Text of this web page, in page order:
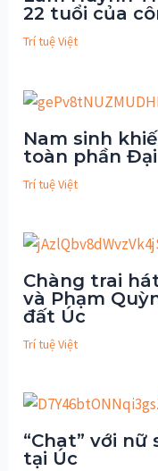
22 tuổi của
Trí tuệ Việt
Nam sinh
toàn phần
Trí tuệ Việt
Chàng trai
và Phạm
đất Úc
Trí tuệ Việt
“Chat” với nữ
tại Úc